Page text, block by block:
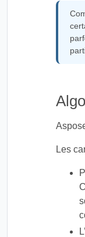
Les